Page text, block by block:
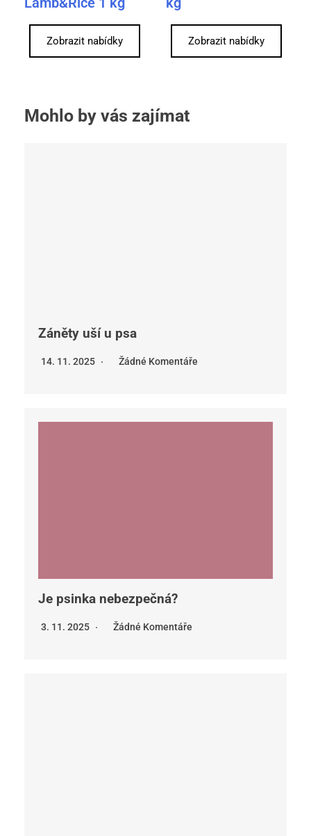
Zobrazit nabídky Zobrazit nabídky
Mohlo by vás zajímat
Záněty uší u psa
14. 11. 2025 Žádné Komentáře
Je psinka nebezpečná?
3. 11. 2025 Žádné Komentáře